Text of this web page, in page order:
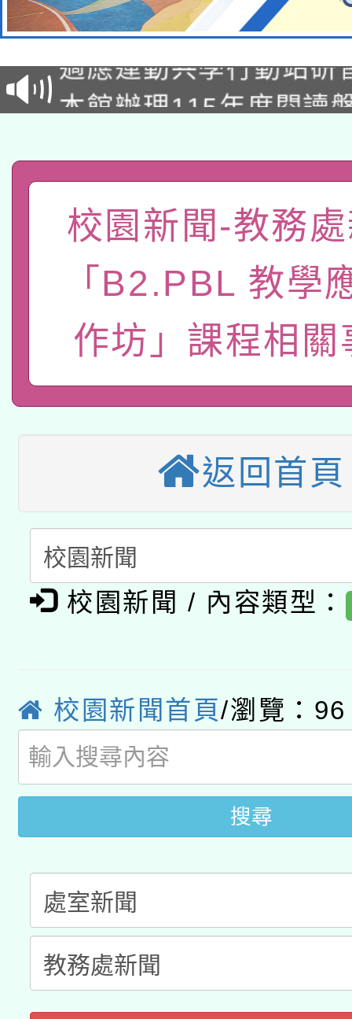
本校115學年度第2次
招甄選結果公告(無人
招)
本館辦理115年度閱讀
礎課程
A3數位素養講師名單
「數位內容與教學軟
pilot」
有關大陸委員會函釋公
薪期間赴陸應申請許可
轉知經濟部水利署委託
業技術研究院辦理「
用水績優單位及節水達
115年8月22日(星期六
本校115學年度第2次
招甄選結果公告(無人
適應運動共學行動站研
本館辦理115年度閱讀
暨閱讀推動專業研習
科技賦能─人工智慧
礎課程
A3數位素養講師名單
「數位內容與教學軟
薪期間赴陸應申請許可
業技術研究院辦理「
用水績優單位及節水達
115年8月22日(星期六
桃園市孔廟祈福系列
開 智慧啟航」
2026年桃園地景藝術
校園新聞-教務
「B2.PBL 教學
作坊」課程相關
返回首頁
校園新聞 / 內容類型：
校園新聞首頁/瀏覽：96
搜尋